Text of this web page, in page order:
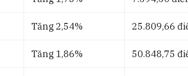
Tăng 2,54% 25.809,66
Tăng 1,86% 50.848,75